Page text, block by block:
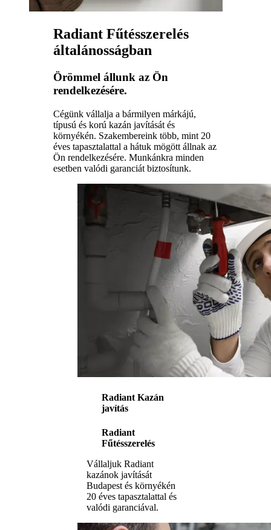
Radiant Fűtésszerelés
általánosságban
Örömmel állunk az Ön
rendelkezésére.
Cégünk vállalja a bármilyen márkájú,
típusú és korú kazán javítását és
környékén. Szakembereink több, mint 20
éves tapasztalattal a hátuk mögött állnak az
Ön rendelkezésére. Munkánkra minden
esetben valódi garanciát biztosítunk.
Radiant Kazán
javítás
Radiant
Fűtésszerelés
Vállaljuk Radiant
kazánok javítását
Budapest és környékén
20 éves tapasztalattal és
valódi garanciával.